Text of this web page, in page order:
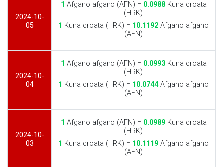
2024-10-
05
1 Afgano afgano (AFN) = 0.0988Kuna croata
(HRK)
1 Kuna croata (HRK) = 10.1192 Afgano afgano
(AFN)
2024-10-
04
1 Afgano afgano (AFN) = 0.0993Kuna croata
(HRK)
1 Kuna croata (HRK) = 10.0744Afgano afgano
(AFN)
2024-10-
03
1 Afgano afgano (AFN) = 0.0989Kuna croata
(HRK)
1 Kuna croata (HRK) = 10.1119 Afgano afgano
(AFN)